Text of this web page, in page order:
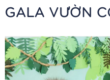
GALA VƯỜN